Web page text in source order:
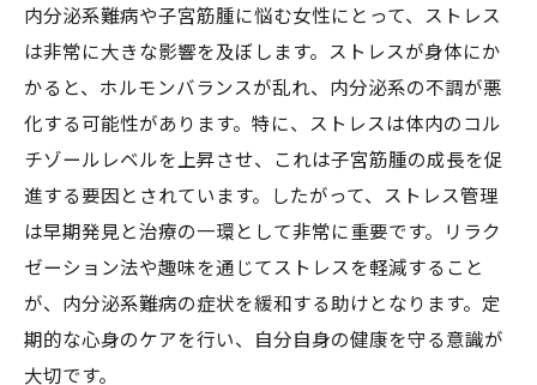
響
早期発見による健康寿命の延伸
生活の質向上に資する早期対応
社会的影響と経済的負担の軽減
家族とのコミュニケーションの向上
患者自らの自信と希望
医療費削減への貢献
内分泌系難病や子宮筋腫に悩む女性にとって、ストレス
は非常に大きな影響を及ぼします。ストレスが身体にか
かると、ホルモンバランスが乱れ、内分泌系の不調が悪
化する可能性があります。特に、ストレスは体内のコル
チゾールレベルを上昇させ、これは子宮筋腫の成長を促
進する要因とされています。したがって、ストレス管理
は早期発見と治療の一環として非常に重要です。リラク
ゼーション法や趣味を通じてストレスを軽減すること
が、内分泌系難病の症状を緩和する助けとなります。定
期的な心身のケアを行い、自分自身の健康を守る意識が
大切です。